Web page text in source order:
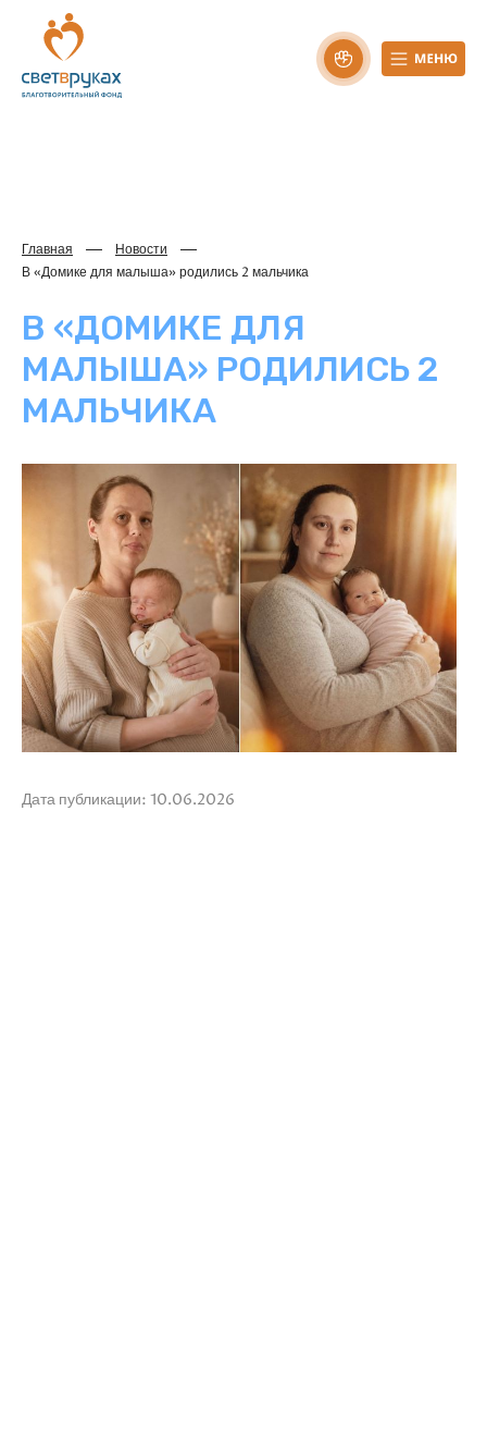
Главная
Новости
В «Домике для малыша» родились 2 мальчика
В «ДОМИКЕ ДЛЯ
МАЛЫША» РОДИЛИСЬ 2
МАЛЬЧИКА
Дата публикации: 10.06.2026